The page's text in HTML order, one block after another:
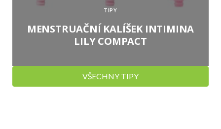
TIPY
MENSTRUAČNÍ KALÍŠEK INTIMINA
LILY COMPACT
VŠECHNY TIPY